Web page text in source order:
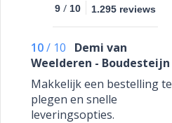
9 / 10 1.295 reviews
10/ 10
Demi van
Weelderen - Boudesteijn
Makkelijk een bestelling te
plegen en snelle
leveringsopties.